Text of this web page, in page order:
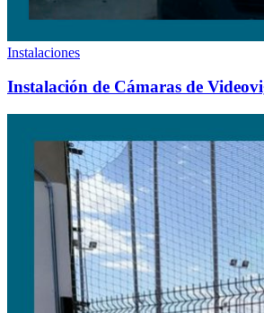
Instalaciones
Instalación de Cámaras de